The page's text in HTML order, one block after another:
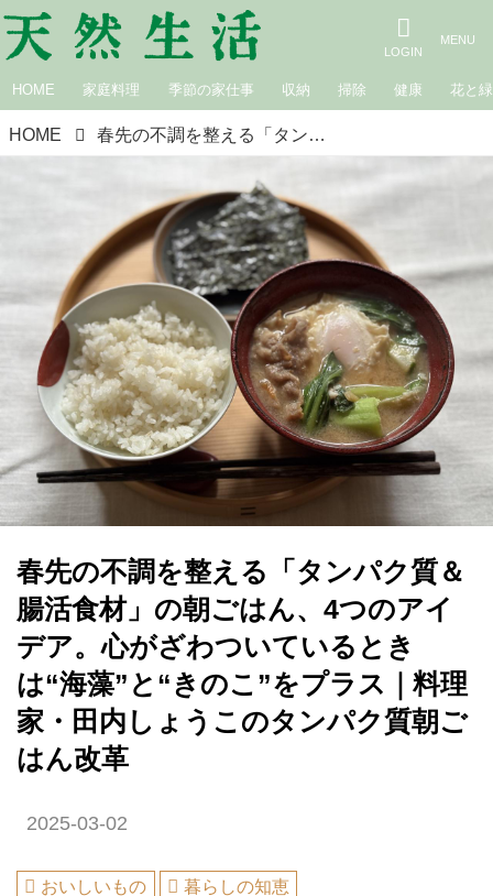
HOME 家庭料理 季節の家仕事 収納 掃除 健康 花と緑
HOME 春先の不調を整える「タンパク質＆腸活食材」の朝ごはん、4つのアイデア。心がざわついているときは“海藻”と“きのこ”をプラス｜料理家・田内しょうこのタンパク質朝ごはん改革
春先の不調を整える「タンパク質＆
腸活食材」の朝ごはん、4つのアイ
デア。心がざわついているとき
は“海藻”と“きのこ”をプラス｜料理
家・田内しょうこのタンパク質朝ご
はん改革
2025-03-02
おいしいもの
暮らしの知恵